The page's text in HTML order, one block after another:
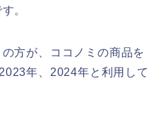
。
方が、ココノミの商品を
年、2024年と利用して